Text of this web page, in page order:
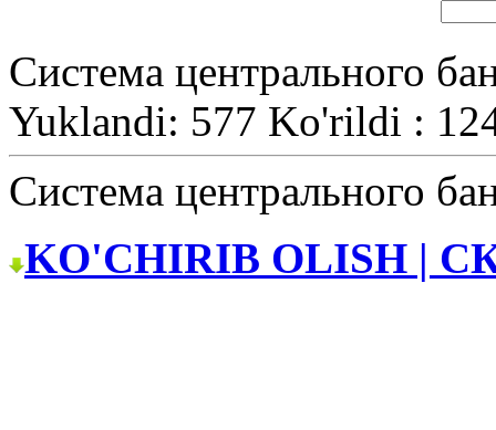
Система центрального
Yuklandi: 577 Ko'rildi :
Система центрального
KO'CHIRIB OLISH |